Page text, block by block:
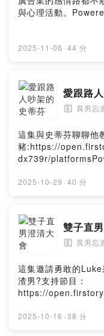
與心理活動。
2025-11-06 · 44 分
愛跟路
🄴 異男忘
這集與史蒂芬聊聊他
豬:https://
dx739r/
2025-10-29 · 40 分
雙子直
🄴 異男忘
這集邀請勇敢的
渣男?支持節目：
https://
2025-10-16 · 38 分